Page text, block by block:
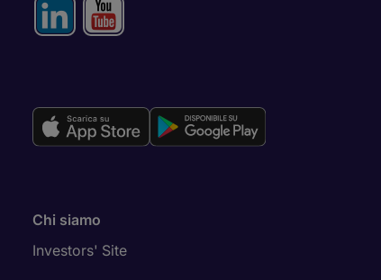
Chi siamo
Investors' Site